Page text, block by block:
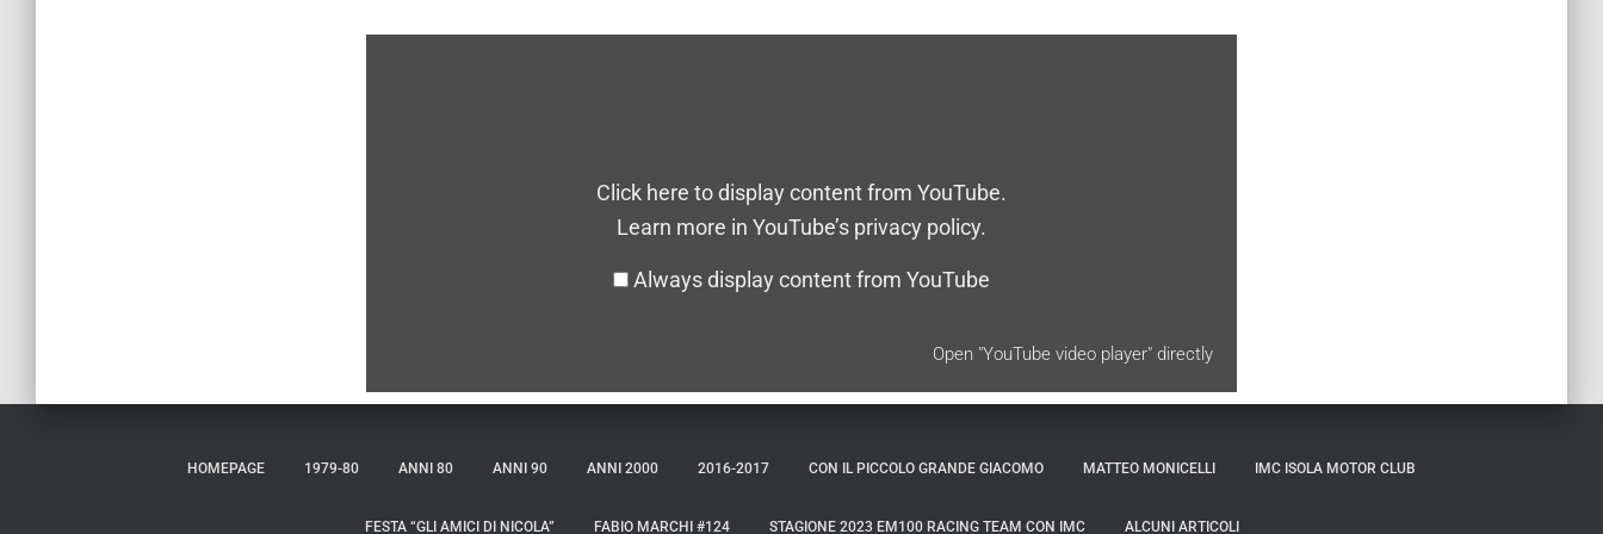
Click here to display content from YouTube.
Learn more in YouTube’s privacy policy.
Always display content from YouTube
Open "YouTube video player" directly
HOMEPAGE 1979-80 ANNI 80 ANNI 90 ANNI 2000 2016-2017 CON IL PICCOLO GRANDE GIACOMO MATTEO MONICELLI IMC ISOLA MOTOR CLUB
FESTA “GLI AMICI DI NICOLA” FABIO MARCHI #124 STAGIONE 2023 EM100 RACING TEAM CON IMC ALCUNI ARTICOLI